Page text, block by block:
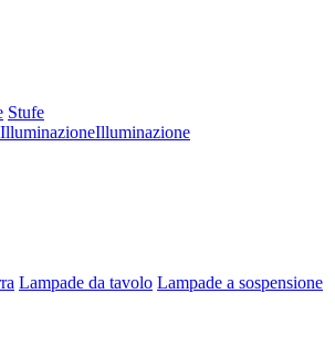
Stufe
Illuminazione
Lampade da tavolo Lampade a sospensione